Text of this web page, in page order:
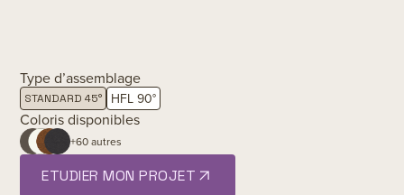
Type d’assemblage
STANDARD 45° HFL 90°
Coloris disponibles
+60 autres
ETUDIER MON PROJET